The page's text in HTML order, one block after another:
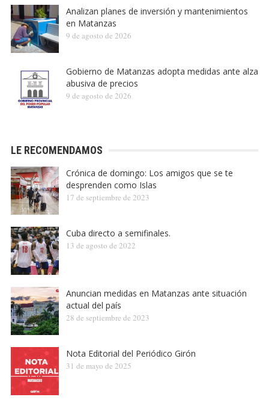
Analizan planes de inversión y mantenimientos
en Matanzas
9 de agosto de 2026
Gobierno de Matanzas adopta medidas ante alza
abusiva de precios
9 de agosto de 2026
LE RECOMENDAMOS
Crónica de domingo: Los amigos que se te
desprenden como Islas
17 de septiembre de 2023
Cuba directo a semifinales.
13 de agosto de 2022
Anuncian medidas en Matanzas ante situación
actual del país
28 de septiembre de 2023
Nota Editorial del Periódico Girón
31 de mayo de 2025